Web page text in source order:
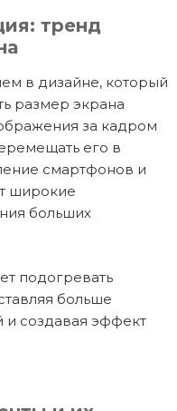
тренд
в дизайне, который
размер экрана
за кадром
его в
смартфонов и
широкие
больших
подогревать
больше
и создавая эффект